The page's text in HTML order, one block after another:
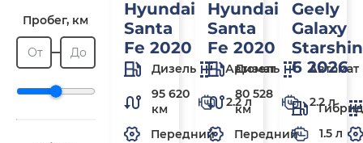
Пробег, км
От До
Hyundai
Santa
Fe 2020
Дизель
Автомат
95 620
км
2.2 л
Передний
Hyundai
Santa
Fe 2020
Дизель
Автомат
80 528
км
2.2 л
Передний
Geely
Galaxy
6 2026
Гибрид
1.5 л